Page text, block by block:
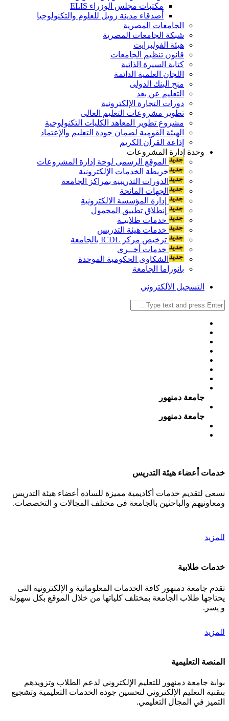
مكتبات مجلس الوزراء ELIS
أصدقاء مدينة زويل للعلوم والتكنولوجيا
الجامعات المصرية
شبكة الجامعات المصرية
هيئة الفولبرايت
قانون تنظيم الجامعات
كتابة السيرة الذاتية
اللجان العلمية الدائمة
منح البنك الدولى
التعليم عن بعد
دورات التجارة الإلكترونية
تطوير مشروعات التعليم العالى
مشروع تطوير المعاهد الكليات التكنولوجية
الهيئة القومية لضمان جودة التعليم والإعتماد
إذاعة القرآن الكريم
وحدة إدارة المشروعات
الموقع الرسمى لوحة إدارة المشروعات
خريطة الخدمات الإلكترونية
الدورات التدريبيه بمراكز الجامعة
الجهات المانحة
إدارة المؤسسة الالكترونية
إنطلاق تطبيق المحمول
خدمات طلابيـة
خدمات هيئة التدريس
ترخيص مركز ICDL بالجامعة
خدمات أخــرى
الشكاوى الحكومية الموحدة
بانوراما الجامعة
التسجيل الألكتروني
جامعة دمنهور
جامعة دمنهور
خدمات أعضاء هيئة التدريس
نسعى لتقديم خدمات أكاديمية مميزة للسادة أعضاء هيئة التدريس
ومعاونيهم والباحثين بالجامعة فى مختلف المجالات و التخصصات.
للمزيد
خدمات طلابية
تقدم جامعة دمنهور كافة الخدمات المعلوماتية و الإلكترونية التى
يحتاجها طلاب الجامعة بمختلف كلياتها من خلال الموقع بكل سهولة
و يسر.
للمزيد
المنصة التعليمية
بوابة جامعة دمنهور للتعليم الإلكتروني لدعم الطلاب وتزويدهم
بتقنية التعليم الإلكتروني لتحسين جودة الخدمات التعليمية وتشجيع
التميز في المجال التعليمي.